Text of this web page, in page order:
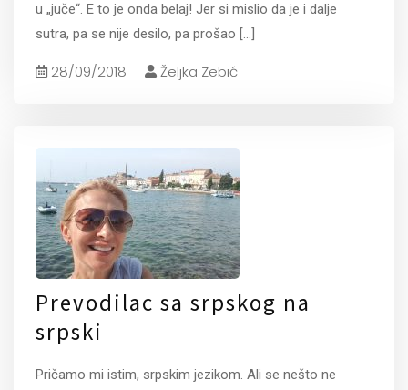
u „juče“. E to je onda belaj! Jer si mislio da je i dalje
sutra, pa se nije desilo, pa prošao [...]
28/09/2018 Željka Zebić
Prevodilac sa srpskog na
srpski
Pričamo mi istim, srpskim jezikom. Ali se nešto ne